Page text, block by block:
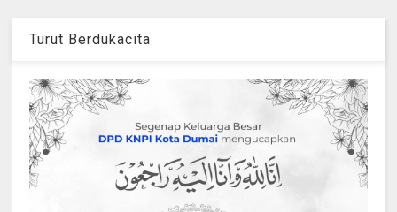
Turut Berdukacita